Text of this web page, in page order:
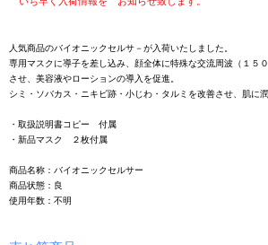
人気商品のバイオニックセルサ－が入荷いたしました。
専用マスクに導子を差し込み、顔全体に特殊な交流周波（１５
させ、美容液やローションの導入を促進。
シミ・ソバカス・ニキビ跡・小じわ・タルミを改善させ、肌に
・取扱説明書コピー 付属
・新品マスク ２枚付属
商品名称：バイオニックセルサー
商品状態：良
使用年数：不明